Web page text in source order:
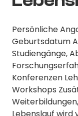
Persönliche
Geburtsdatum
Studiengänge,
Konferenzen
Workshops